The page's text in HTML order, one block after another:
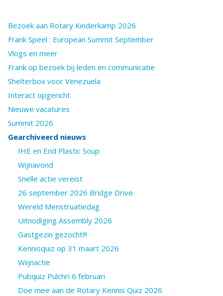
Bezoek aan Rotary Kinderkamp 2026
Frank Speel : European Summit September
Vlogs en meer
Frank op bezoek bij leden en communicatie
Shelterbox voor Venezuela
Interact opgericht
Nieuwe vacatures
Summit 2026
Gearchiveerd nieuws
IHE en End Plastic Soup
Wijnavond
Snelle actie vereist
26 september 2026 Bridge Drive
Wereld Menstruatiedag
Uitnodiging Assembly 2026
Gastgezin gezocht!!!
Kennisquiz op 31 maart 2026
Wiijnactie
Pubquiz Pulchri 6 februari
Doe mee aan de Rotary Kennis Quiz 2026